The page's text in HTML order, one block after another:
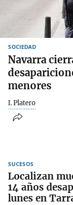
SOCIEDAD
Navarra
menores
I. Platero
SUCESOS
Localizan
14 años
lunes en